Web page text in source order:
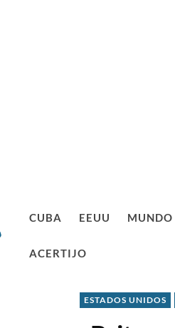
CUBA EEUU MUNDO
ACERTIJO
ESTADOS UNIDOS